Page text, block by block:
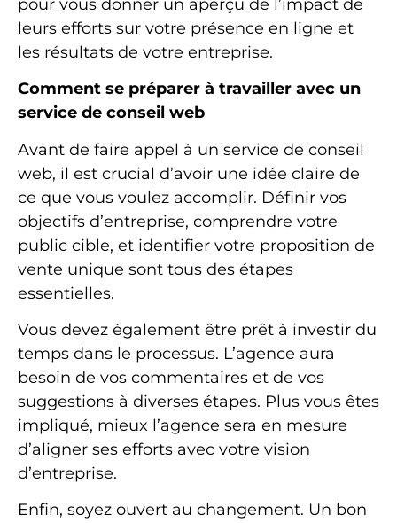
pour vous donner un aperçu de l’impact de
leurs efforts sur votre présence en ligne et
les résultats de votre entreprise.
Comment se préparer à travailler avec un
service de conseil web
Avant de faire appel à un service de conseil
web, il est crucial d’avoir une idée claire de
ce que vous voulez accomplir. Définir vos
objectifs d’entreprise, comprendre votre
public cible, et identifier votre proposition de
vente unique sont tous des étapes
essentielles.
Vous devez également être prêt à investir du
temps dans le processus. L’agence aura
besoin de vos commentaires et de vos
suggestions à diverses étapes. Plus vous êtes
impliqué, mieux l’agence sera en mesure
d’aligner ses efforts avec votre vision
d’entreprise.
Enfin, soyez ouvert au changement. Un bon